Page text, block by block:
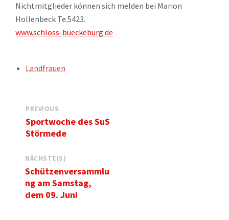
Nichtmitglieder können sich melden bei Marion
Hollenbeck Te.5423.
www.schloss-bueckeburg.de
TAGS:Landfrauen
PREVIOUS
Sportwoche des SuS
Störmede
NÄCHSTE(S)
Schützenversammlu
ng am Samstag,
dem 09. Juni